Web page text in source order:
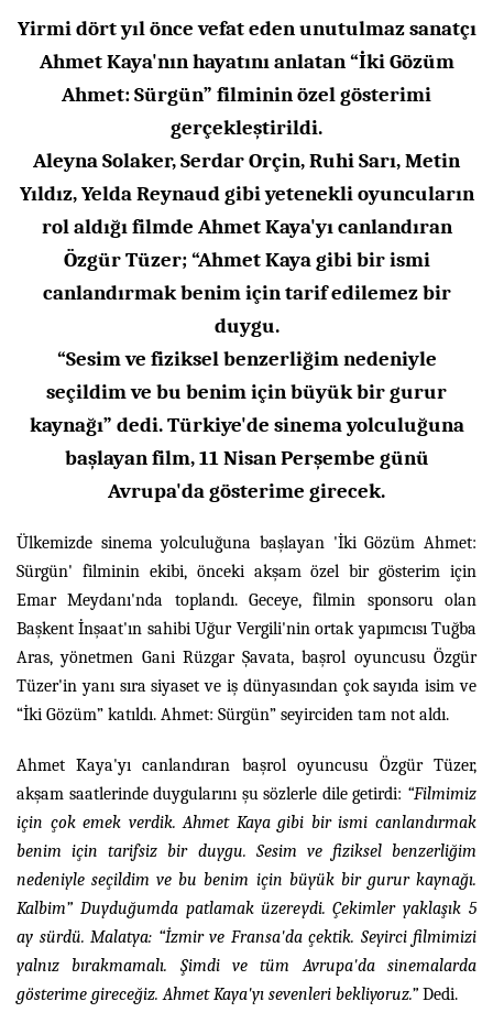
Yirmi dört yıl önce vefat eden unutulmaz sanatçı
Ahmet Kaya'nın hayatını anlatan “İki Gözüm
Ahmet: Sürgün” filminin özel gösterimi
gerçekleştirildi.
Aleyna Solaker, Serdar Orçin, Ruhi Sarı, Metin
Yıldız, Yelda Reynaud gibi yetenekli oyuncuların
rol aldığı filmde Ahmet Kaya'yı canlandıran
Özgür Tüzer; “Ahmet Kaya gibi bir ismi
canlandırmak benim için tarif edilemez bir
duygu.
“Sesim ve fiziksel benzerliğim nedeniyle
seçildim ve bu benim için büyük bir gurur
kaynağı” dedi. Türkiye'de sinema yolculuğuna
başlayan film, 11 Nisan Perşembe günü
Avrupa'da gösterime girecek.
Ülkemizde sinema yolculuğuna başlayan 'İki Gözüm Ahmet:
Sürgün' filminin ekibi, önceki akşam özel bir gösterim için
Emar Meydanı'nda toplandı. Geceye, filmin sponsoru olan
Başkent İnşaat'ın sahibi Uğur Vergili'nin ortak yapımcısı Tuğba
Aras, yönetmen Gani Rüzgar Şavata, başrol oyuncusu Özgür
Tüzer'in yanı sıra siyaset ve iş dünyasından çok sayıda isim ve
“İki Gözüm” katıldı. Ahmet: Sürgün” seyirciden tam not aldı.
Ahmet Kaya'yı canlandıran başrol oyuncusu Özgür Tüzer,
akşam saatlerinde duygularını şu sözlerle dile getirdi: “Filmimiz
için çok emek verdik. Ahmet Kaya gibi bir ismi canlandırmak
benim için tarifsiz bir duygu. Sesim ve fiziksel benzerliğim
nedeniyle seçildim ve bu benim için büyük bir gurur kaynağı.
Kalbim” Duyduğumda patlamak üzereydi. Çekimler yaklaşık 5
ay sürdü. Malatya: “İzmir ve Fransa'da çektik. Seyirci filmimizi
yalnız bırakmamalı. Şimdi ve tüm Avrupa'da sinemalarda
gösterime gireceğiz. Ahmet Kaya'yı sevenleri bekliyoruz.” Dedi.